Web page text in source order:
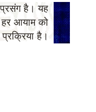
है। यह
आयाम को
है।